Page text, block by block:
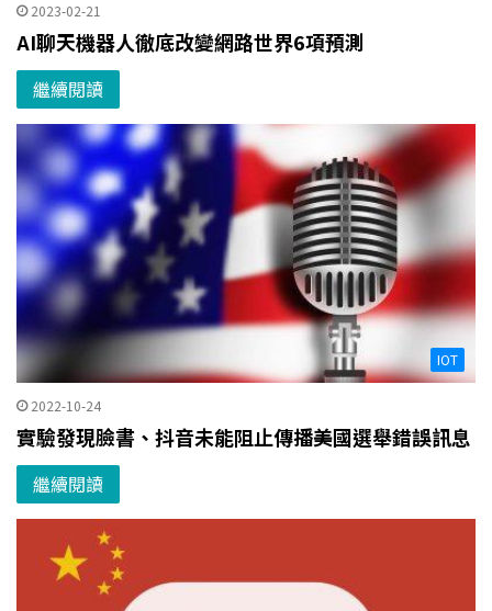
2023-02-21
AI聊天機器人徹底改變網路世界6項預測
繼續閱讀
IOT
2022-10-24
實驗發現臉書、抖音未能阻止傳播美國選舉錯誤訊息
繼續閱讀